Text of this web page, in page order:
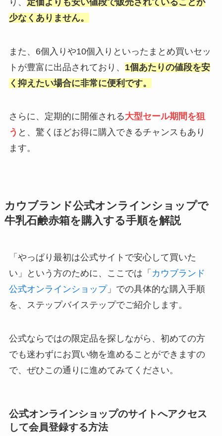
少なくありません。
また、6個入りや10個入りといったまとめ買いセッ
トが豊富に出品されており、 1個あたりの値段を安
く抑えたい場合に非常に便利です。
さらに、定期的に開催される大型セール期間を狙
う と、驚くほどお得に購入できるチャンスもあり
ます。
カウブランド公式オンラインショップで
牛乳石鹸赤箱を購入する手順を解説
「やっぱり最初は公式サイトで安心して買いた
い」という方のために、ここでは「 カウブランド
公式オンラインショップ」での具体的な購入手順
を、ステップバイステップでご紹介します。
公式ならではの限定品を探しながら、初めての方
でも迷わずにお買い物を進めることができますの
で、ぜひこの通りに進めてみてください。
公式オンラインショップのサイトへアクセス
して会員登録する方法